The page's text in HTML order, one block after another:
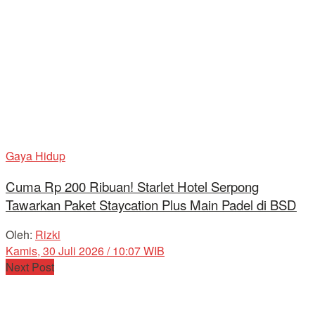
Gaya Hidup
Cuma Rp 200 Ribuan! Starlet Hotel Serpong
Tawarkan Paket Staycation Plus Main Padel di BSD
Oleh: Rizki
Kamis, 30 Juli 2026 / 10:07 WIB
Next Post